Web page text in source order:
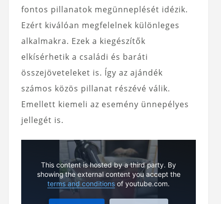
fontos pillanatok megünneplését idézik.
Ezért kiválóan megfelelnek különleges
alkalmakra. Ezek a kiegészítők
elkísérhetik a családi és baráti
összejöveteleket is. Így az ajándék
számos közös pillanat részévé válik.
Emellett kiemeli az esemény ünnepélyes
jellegét is.
This content is hosted by a third party. By
showing the external content you accept the
terms and conditions of youtube.com.